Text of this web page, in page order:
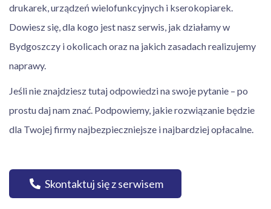
drukarek, urządzeń wielofunkcyjnych i kserokopiarek.
Dowiesz się, dla kogo jest nasz serwis, jak działamy w
Bydgoszczy i okolicach oraz na jakich zasadach realizujemy
naprawy.
Jeśli nie znajdziesz tutaj odpowiedzi na swoje pytanie – po
prostu daj nam znać. Podpowiemy, jakie rozwiązanie będzie
dla Twojej firmy najbezpieczniejsze i najbardziej opłacalne.
Skontaktuj się z serwisem